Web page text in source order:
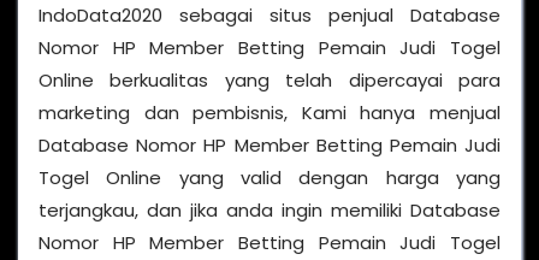
IndoData2020 sebagai situs penjual Database
Nomor HP Member Betting Pemain Judi Togel
Online berkualitas yang telah dipercayai para
marketing dan pembisnis, Kami hanya menjual
Database Nomor HP Member Betting Pemain Judi
Togel Online yang valid dengan harga yang
terjangkau, dan jika anda ingin memiliki Database
Nomor HP Member Betting Pemain Judi Togel